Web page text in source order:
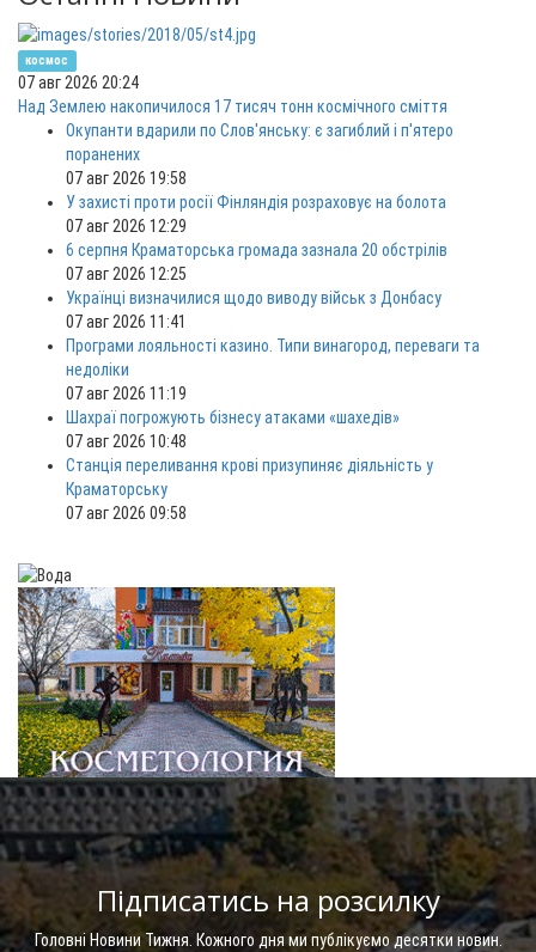
космос
07 авг 2026 20:24
Над Землею накопичилося 17 тисяч тонн космічного сміття
Окупанти вдарили по Слов'янську: є загиблий і п'ятеро
поранених
07 авг 2026 19:58
У захисті проти росії Фінляндія розраховує на болота
07 авг 2026 12:29
6 серпня Краматорська громада зазнала 20 обстрілів
07 авг 2026 12:25
Українці визначилися щодо виводу військ з Донбасу
07 авг 2026 11:41
Програми лояльності казино. Типи винагород, переваги та
недоліки
07 авг 2026 11:19
Шахраї погрожують бізнесу атаками «шахедів»
07 авг 2026 10:48
Станція переливання крові призупиняє діяльність у
Краматорську
07 авг 2026 09:58
Підписатись на розсилку
Головні Новини Тижня. Кожного дня ми публікуємо десятки новин.